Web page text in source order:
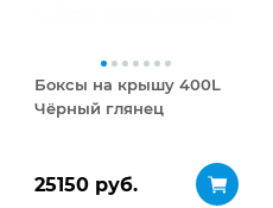
Боксы на крышу 400L
Чёрный глянец
25150 руб.